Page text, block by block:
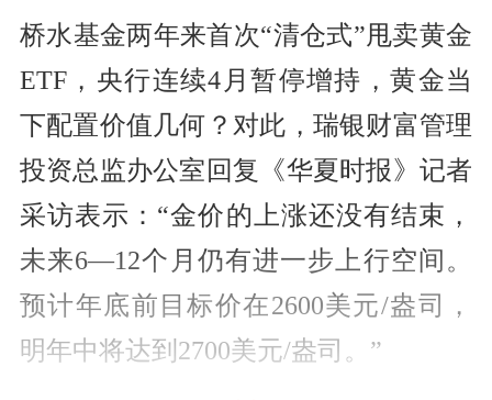
桥水基金两年来首次“清仓式”甩卖黄金
ETF，央行连续4月暂停增持，黄金当
下配置价值几何？对此，瑞银财富管理
投资总监办公室回复《华夏时报》记者
采访表示：“金价的上涨还没有结束，
未来6—12个月仍有进一步上行空间。
预计年底前目标价在2600美元/盎司，
明年中将达到2700美元/盎司。”